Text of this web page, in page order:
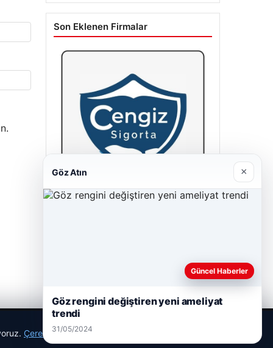
Son Eklenen Firmalar
Çerez Politikamız
Göz Atın ×
Güncel Haberler
Göz rengini değiştiren yeni ameliyat
trendi
31/05/2024